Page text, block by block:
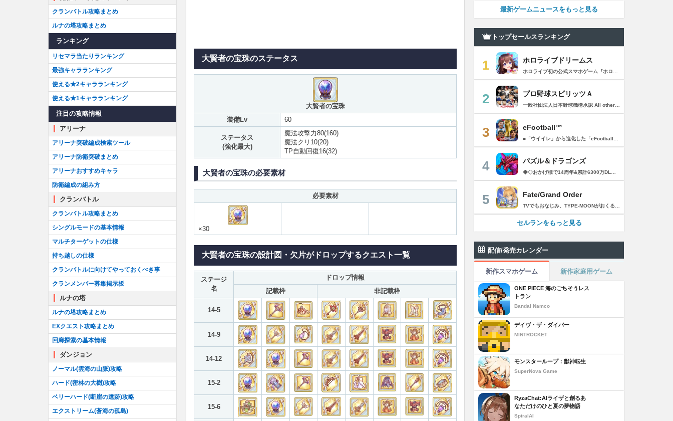
大賢者の宝珠のステータス
大賢者の宝珠
装備Lv
60
ステータス
(強化最大)
魔法攻撃力80(160)
魔法クリ10(20)
TP自動回復16(32)
大賢者の宝珠の必要素材
必要素材
×30
大賢者の宝珠の設計図・欠片がドロップするクエスト一覧
ステージ
名
ドロップ情報
記載枠
非記載枠
14-5
14-9
14-12
15-2
15-6
クランバトル攻略まとめ
ルナの塔攻略まとめ
ランキング
リセマラ当たりランキング
最強キャラランキング
使える★2キャラランキング
使える★1キャラランキング
注目の攻略情報
アリーナ
アリーナ突破編成検索ツール
アリーナ防衛突破まとめ
アリーナおすすめキャラ
防衛編成の組み方
クランバトル
クランバトル攻略まとめ
シングルモードの基本情報
マルチターゲットの仕様
持ち越しの仕様
クランバトルに向けてやっておくべき事
クランメンバー募集掲示板
ルナの塔
ルナの塔攻略まとめ
EXクエスト攻略まとめ
回廊探索の基本情報
ダンジョン
ノーマル(雲海の山脈)攻略
ハード(密林の大樹)攻略
ベリーハード(断崖の遺跡)攻略
エクストリーム(蒼海の孤島)
テムはこれまでにない新鮮な
最新ゲームニュースをもっと見る
トップセールスランキング
1 ホロライブドリームス
2 プロ野球スピリッツＡ
3 eFootball™
4 パズル＆ドラゴンズ
5 Fate/Grand Order
セルランをもっと見る
配信/発売カレンダー
新作スマホゲーム 新作家庭用ゲーム
ONE PIECE 海のごちそうレス
トラン
Bandai Namco
デイヴ・ザ・ダイバー
MINTROCKET
モンスターループ：獣神転生
SuperNova Game
RyzaChat:AIライザと創るあ
なただけのひと夏の夢物語
SpiralAI